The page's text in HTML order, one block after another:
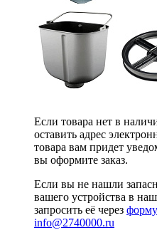
Если товара нет в
оставить адрес
товара вам придет
вы оформите заказ.
Если вы не нашли
вашего устройства в
запросить её через
info@2740000.ru